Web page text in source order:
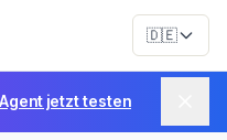
🇩🇪
Agent jetzt testen